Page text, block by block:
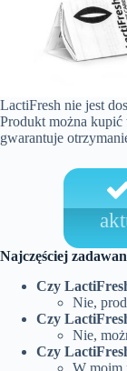
LactiFresh nie jest
Produkt można
gwarantuje
Najczęściej
Czy
Nie,
Czy
Nie,
Czy
W moim